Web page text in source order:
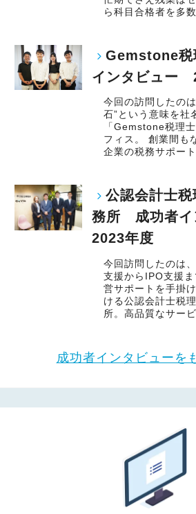
ら科目合格者を多
Gemstone税
インタビュー
今回の訪問したの
石”という意味を社
「Gemstone税理
フィス。 創業間も
企業の税務サポー
公認会計士
務所 成功者
2023年度
今回訪問したのは
支援からIPO支援
営サポートを手掛
ける公認会計士税
所。高品質なサー
成功者インタビューを